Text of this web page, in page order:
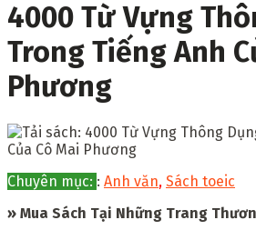
4000 Từ Vựng
Trong Tiếng Anh
Phương
Chuyên mục: : Anh văn, Sách toeic
» Mua Sách Tại Những Trang